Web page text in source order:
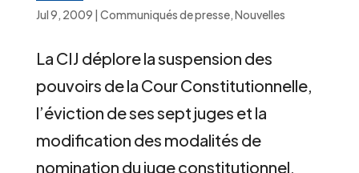
Jul 9, 2009 | Communiqués de presse,Nouvelles
La CIJ déplore la suspension des
pouvoirs de la Cour Constitutionnelle,
l’éviction de ses sept juges et la
modification des modalités de
nomination du juge constitutionnel.